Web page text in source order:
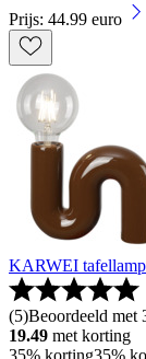
Prijs: 44.99 euro
KARWEI
(5)Beoordeeld met
19.49 met korting